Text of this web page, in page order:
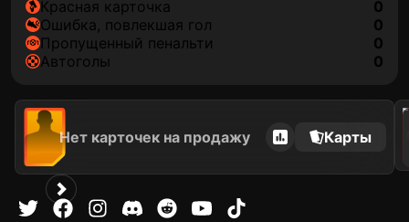
красная карточка
0
ошибка, повлекшая гол
0
пропущенный пенальти
0
автоголы
0
Нет карточек на продажу Карты
2022